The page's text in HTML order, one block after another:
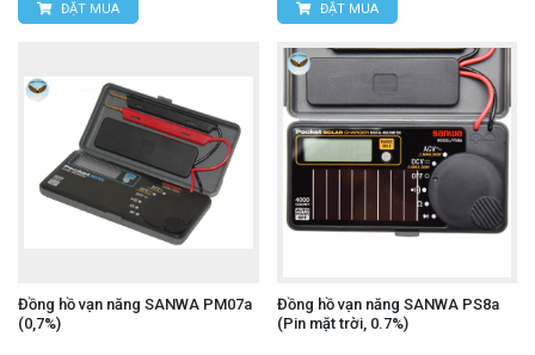
ĐẶT MUA ĐẶT MUA
Đồng hồ vạn năng SANWA PM07a
(0,7%)
Đồng hồ vạn năng SANWA PS8a
(Pin mặt trời, 0.7%)